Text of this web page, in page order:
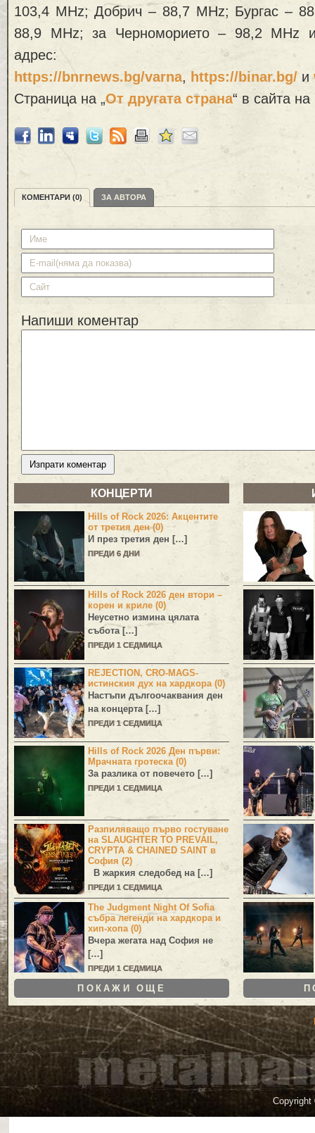
103,4 MHz; Добрич – 88,7 MHz; Бургас –
88,9 MHz; за Черноморието – 98,2 MHz
адрес:
https://bnrnews.bg/varna, https://binar.bg/ и
Страница на „От другата страна“ в сайта
КОМЕНТАРИ (0) ЗА АВТОРА
Напиши коментар
КОНЦЕРТИ
Hills of Rock 2026: Акцентите
от третия ден (0)
И през третия ден […]
ПРЕДИ 6 ДНИ
Hills of Rock 2026 ден втори –
корен и криле (0)
Неусетно измина цялата
събота […]
ПРЕДИ 1 СЕДМИЦА
REJECTION, CRO-MAGS-
истинския дух на хардкора (0)
Настъпи дългоочаквания ден
на концерта […]
ПРЕДИ 1 СЕДМИЦА
Hills of Rock 2026 Ден първи:
Мрачната гротеска (0)
За разлика от повечето […]
ПРЕДИ 1 СЕДМИЦА
Разпиляващо първо гостуване
на SLAUGHTER TO PREVAIL,
CRYPTA & CHAINED SAINT в
София (2)
В жаркия следобед на […]
ПРЕДИ 1 СЕДМИЦА
The Judgment Night Of Sofia
събра легенди на хардкора и
хип-хопа (0)
Вчера жегата над София не
[…]
ПРЕДИ 1 СЕДМИЦА
ПОКАЖИ ОЩЕ